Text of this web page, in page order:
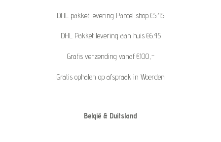
DHL pakket levering Parcel shop €5.45
DHL Pakket levering aan huis €6.45
Gratis verzending vanaf €100,-
Gratis ophalen op afspraak in Woerden
België & Duitsland